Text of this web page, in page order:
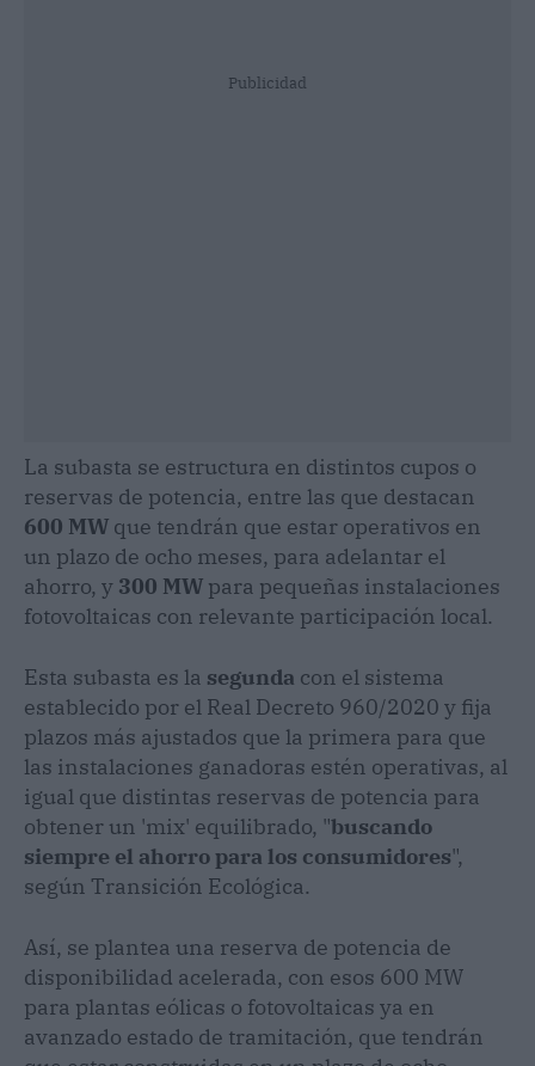
Publicidad
La subasta se estructura en distintos cupos o
reservas de potencia, entre las que destacan
600 MW que tendrán que estar operativos en
un plazo de ocho meses, para adelantar el
ahorro, y 300 MW para pequeñas instalaciones
fotovoltaicas con relevante participación local.
Esta subasta es la segunda con el sistema
establecido por el Real Decreto 960/2020 y fija
plazos más ajustados que la primera para que
las instalaciones ganadoras estén operativas, al
igual que distintas reservas de potencia para
obtener un 'mix' equilibrado, "buscando
siempre el ahorro para los consumidores",
según Transición Ecológica.
Así, se plantea una reserva de potencia de
disponibilidad acelerada, con esos 600 MW
para plantas eólicas o fotovoltaicas ya en
avanzado estado de tramitación, que tendrán